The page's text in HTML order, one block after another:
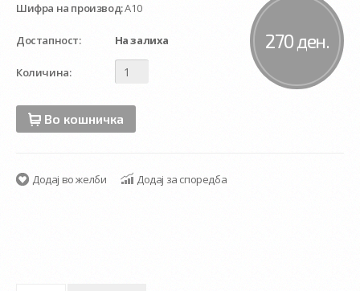
270 ден.
Шифра на производ:А10
Достапност: На залиха
Количина:
Во кошничка
Додај во желби Додај за споредба